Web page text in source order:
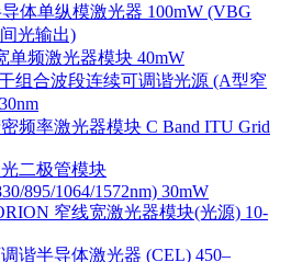
体单纵模激光器 100mW (VBG
光输出)
单频激光器模块 40mW
组合波段连续可调谐光源 (A型窄
频率激光器模块 C Band ITU Grid
二极管模块
895/1064/1572nm) 30mW
窄线宽激光器模块(光源) 10-
谐半导体激光器 (CEL) 450–